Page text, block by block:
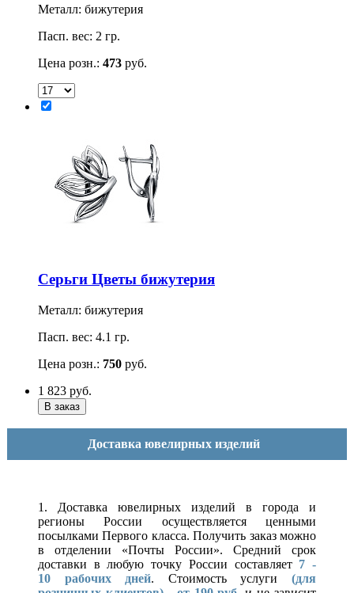
Металл: бижутерия
Пасп. вес: 2 гр.
Цена розн.: 473 руб.
Серьги Цветы бижутерия
Металл: бижутерия
Пасп. вес: 4.1 гр.
Цена розн.: 750 руб.
1 823 руб.
Доставка ювелирных изделий
1. Доставка ювелирных изделий в города и
регионы России осуществляется ценными
посылками Первого класса. Получить заказ можно
в отделении «Почты России». Средний срок
доставки в любую точку России составляет 7 -
10 рабочих дней. Стоимость услуги(для